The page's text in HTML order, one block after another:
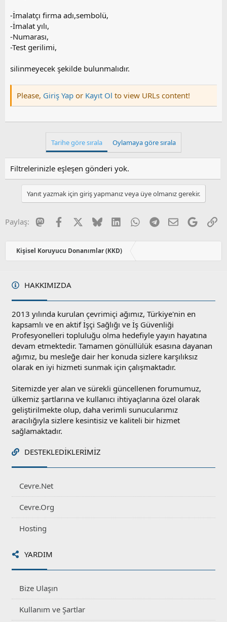
-İmalatçı firma adı,sembolü,
-İmalat yılı,
-Numarası,
-Test gerilimi,
silinmeyecek şekilde bulunmalıdır.
Please, Giriş Yap or Kayıt Ol to view URLs content!
Tarihe göre sırala Oylamaya göre sırala
Filtrelerinizle eşleşen gönderi yok.
Yanıt yazmak için giriş yapmanız veya üye olmanız gerekir.
Paylaş: MastodonFacebook BlueskyLinkedInWhatsAppTelegram
E-postaGoogle
Kişisel Koruyucu Donanımlar (KKD)
HAKKIMIZDA
2013 yılında kurulan çevrimiçi ağımız, Türkiye'nin en
kapsamlı ve en aktif İşçi Sağlığı ve İş Güvenliği
Profesyonelleri topluluğu olma hedefiyle yayın hayatına
devam etmektedir. Tamamen gönüllülük esasına dayanan
ağımız, bu mesleğe dair her konuda sizlere karşılıksız
olarak en iyi hizmeti sunmak için çalışmaktadır.
Sitemizde yer alan ve sürekli güncellenen forumumuz,
ülkemiz şartlarına ve kullanıcı ihtiyaçlarına özel olarak
geliştirilmekte olup, daha verimli sunucularımız
aracılığıyla sizlere kesintisiz ve kaliteli bir hizmet
sağlamaktadır.
DESTEKLEDIKLERIMIZ
Cevre.Net
Cevre.Org
Hosting
YARDIM
Bize Ulaşın
Kullanım ve Şartlar